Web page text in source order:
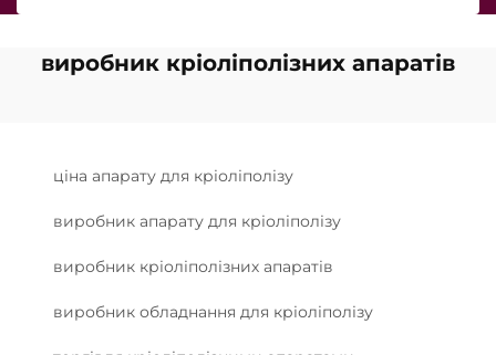
виробник кріоліполізних апаратів
ціна апарату для кріоліполізу
виробник апарату для кріоліполізу
виробник кріоліполізних апаратів
виробник обладнання для кріоліполізу